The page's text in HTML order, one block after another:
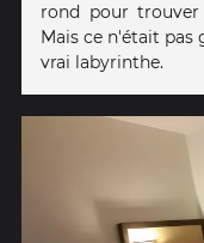
rond pour
Mais ce n'était pas
vrai labyrinthe.